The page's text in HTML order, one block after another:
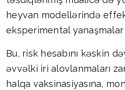
heyvan modellərində
eksperimental yanaşmalar
Bu, risk hesabını kəskin
əvvəlki iri alovlanmaları
halqa vaksinasiyasına,